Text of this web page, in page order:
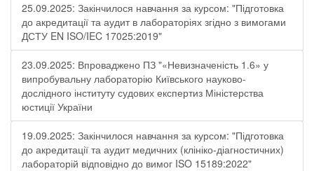
25.09.2025: Закінчилося навчання за курсом: "Підготовка
до акредитації та аудит в лабораторіях згідно з вимогами
ДСТУ EN ISO/IEC 17025:2019"
23.09.2025: Впроваджено ПЗ "«Невизначеність 1.6» у
випробувальну лабораторію Київського науково-
дослідного інституту судових експертиз Міністерства
юстиції України
19.09.2025: Закінчилося навчання за курсом: "Підготовка
до акредитації та аудит медичних (клініко-діагностичних)
лабораторій відповідно до вимог ISO 15189:2022"